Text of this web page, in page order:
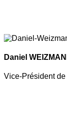
Daniel
Vice-Président de